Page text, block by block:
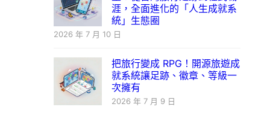
涯，全面進化的「人生成就系
統」生態圈
2026 年 7 月 10 日
把旅行變成 RPG！開源旅遊成
就系統讓足跡、徽章、等級一
次擁有
2026 年 7 月 9 日